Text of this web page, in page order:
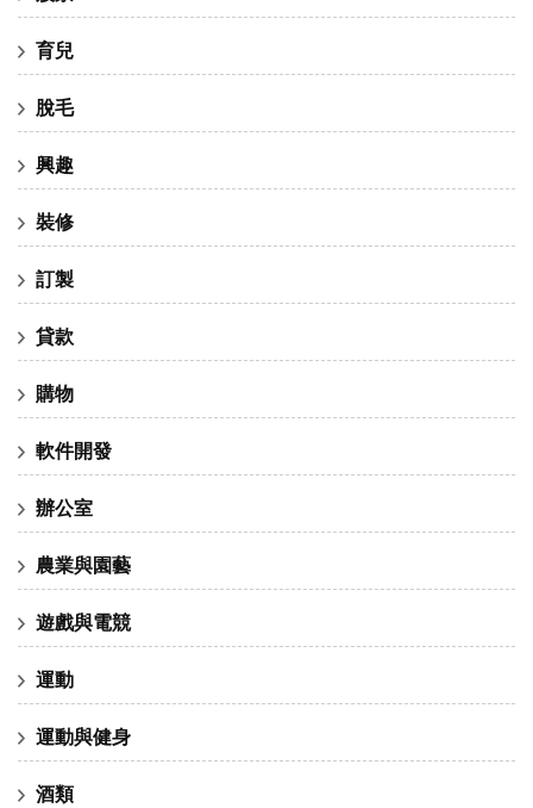
育兒
脫毛
興趣
裝修
訂製
貸款
購物
軟件開發
辦公室
農業與園藝
遊戲與電競
運動
運動與健身
酒類